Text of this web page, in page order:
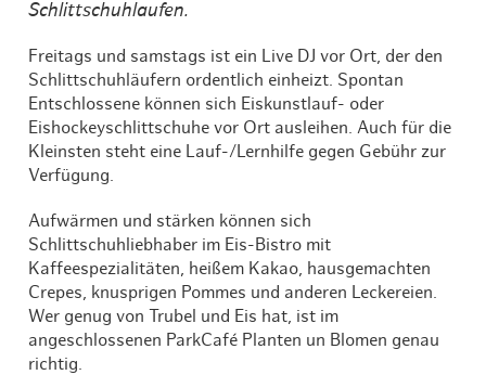
Schlittschuhlaufen.
Freitags und samstags ist ein Live DJ vor Ort, der den
Schlittschuhläufern ordentlich einheizt. Spontan
Entschlossene können sich Eiskunstlauf- oder
Eishockeyschlittschuhe vor Ort ausleihen. Auch für die
Kleinsten steht eine Lauf-/Lernhilfe gegen Gebühr zur
Verfügung.
Aufwärmen und stärken können sich
Schlittschuhliebhaber im Eis-Bistro mit
Kaffeespezialitäten, heißem Kakao, hausgemachten
Crepes, knusprigen Pommes und anderen Leckereien.
Wer genug von Trubel und Eis hat, ist im
angeschlossenen ParkCafé Planten un Blomen genau
richtig.